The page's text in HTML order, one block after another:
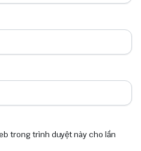
trong trình duyệt này cho lần